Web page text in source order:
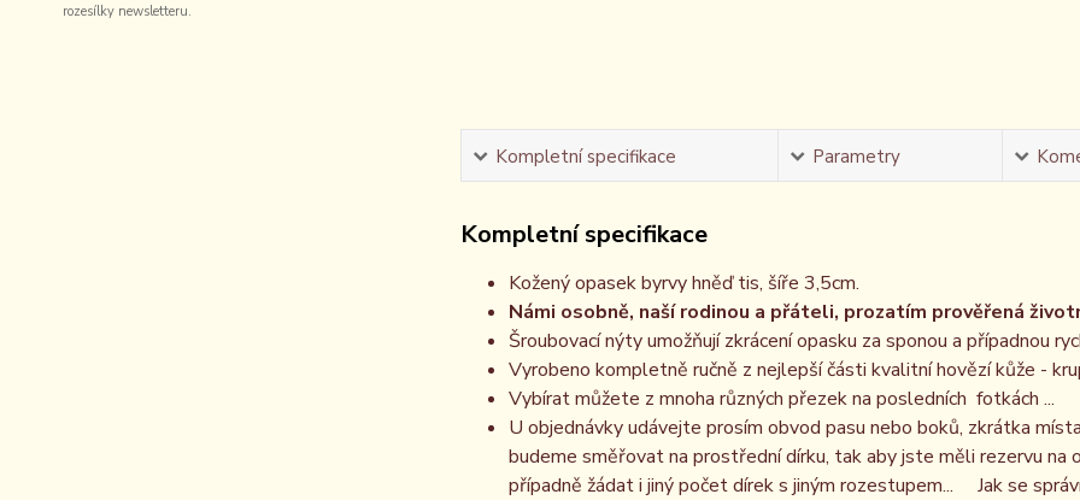
rozesílky newsletteru.
Kompletní specifikace Parametry
Kompletní specifikace
Kožený opasek byrvy hněď tis, šíře 3,5cm.
Námi osobně, naší rodinou a přáteli, prozatím prověřená
Šroubovací nýty umožňují zkrácení opasku za sponou a případnou
Vyrobeno kompletně ručně z nejlepší části kvalitní hovězí kůže -
Vybírat můžete z mnoha různých přezek na posledních fotkách ...
U objednávky udávejte prosím obvod pasu nebo boků, zkrátka
budeme směřovat na prostřední dírku, tak aby jste měli rezervu
případně žádat i jiný počet dírek s jiným rozestupem... Jak se